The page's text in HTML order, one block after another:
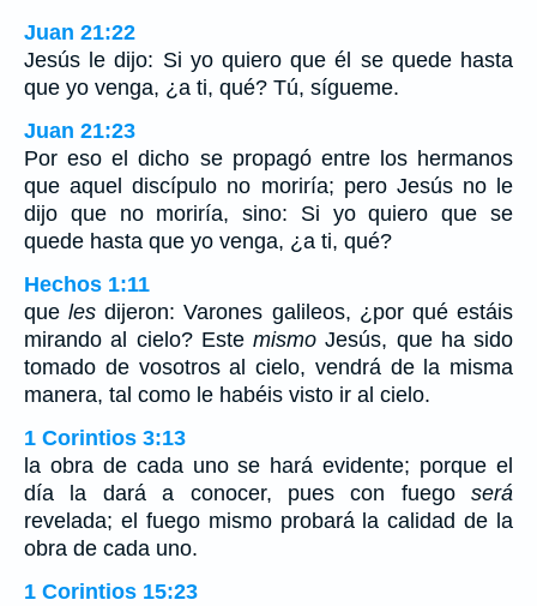
Juan 21:22
Jesús le dijo: Si yo quiero que él se quede hasta
que yo venga, ¿a ti, qué? Tú, sígueme.
Juan 21:23
Por eso el dicho se propagó entre los hermanos
que aquel discípulo no moriría; pero Jesús no le
dijo que no moriría, sino: Si yo quiero que se
quede hasta que yo venga, ¿a ti, qué?
Hechos 1:11
queles dijeron: Varones galileos, ¿por qué estáis
mirando al cielo? Este mismo Jesús, que ha sido
tomado de vosotros al cielo, vendrá de la misma
manera, tal como le habéis visto ir al cielo.
1 Corintios 3:13
la obra de cada uno se hará evidente; porque el
día la dará a conocer, pues con fuego será
revelada; el fuego mismo probará la calidad de la
obra de cada uno.
1 Corintios 15:23